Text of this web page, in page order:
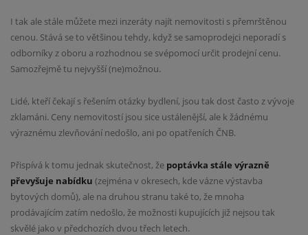
I tak ale stále můžete mezi inzeráty najít nemovitosti s přemrštěnou
cenou. Stává se to většinou tehdy, když se samoprodejci neporadí s
odborníky z oboru a rozhodnou se svépomocí určit prodejní cenu.
Samozřejmě tu nejvyšší (ne)možnou.
Lidé, kteří čekají s řešením otázky bydlení, jsou tak dost často z vývoje
zklamáni. Ceny nemovitostí jsou sice ustálenější, ale k žádnému
výraznému zlevňování nedošlo, ani po opatřeních ČNB.
Přispívá k tomu jednak skutečnost, že poptávka stále výrazně
převyšuje nabídku (zejména v okresech, kde vázne výstavba
bytových domů), ale na druhou stranu také to, že mnoha
prodávajícím zatím nedošlo, že možnosti kupujících již nejsou tak
skvělé jako v předchozích dvou třech letech.